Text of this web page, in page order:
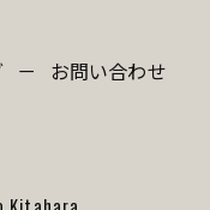
お問い合わせ